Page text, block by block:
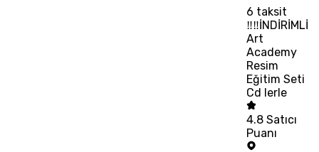
6 taksit
‼‼İNDİRİMLİ
Art
Academy
Resim
Eğitim Seti
Cd lerle
4.8 Satıcı
Puanı